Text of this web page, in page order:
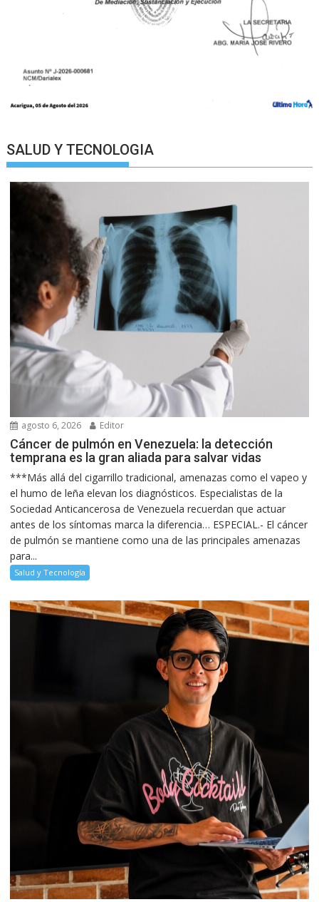
SALUD Y TECNOLOGIA
agosto 6, 2026 Editor
Cáncer de pulmón en Venezuela: la detección
temprana es la gran aliada para salvar vidas
***Más allá del cigarrillo tradicional, amenazas como el vapeo y
el humo de leña elevan los diagnósticos. Especialistas de la
Sociedad Anticancerosa de Venezuela recuerdan que actuar
antes de los síntomas marca la diferencia… ESPECIAL.- El cáncer
de pulmón se mantiene como una de las principales amenazas
para...
Salud y Tecnología